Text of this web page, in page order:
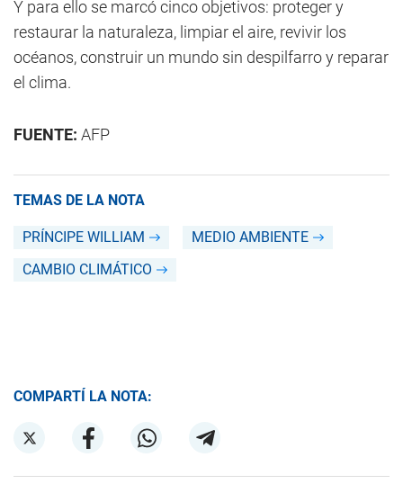
Y para ello se marcó cinco objetivos: proteger y
restaurar la naturaleza, limpiar el aire, revivir los
océanos, construir un mundo sin despilfarro y reparar
el clima.
FUENTE: AFP
TEMAS DE LA NOTA
PRÍNCIPE WILLIAM
MEDIO AMBIENTE
CAMBIO CLIMÁTICO
COMPARTÍ LA NOTA: